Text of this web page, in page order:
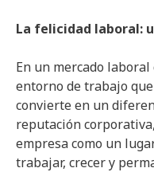
La felicidad laboral:
En un mercado
entorno de trabajo
convierte en un
reputación
empresa como un
trabajar, crecer y